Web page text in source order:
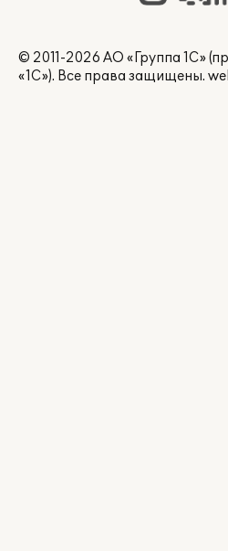
© 2011-2026 АО «Группа 1С»
«1С»). Все права защищены.